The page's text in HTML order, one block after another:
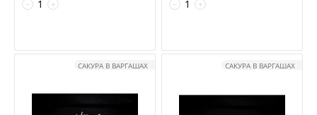
+
− +
−
САКУРА В ВАРГАШАХ САКУРА В ВАРГАШАХ